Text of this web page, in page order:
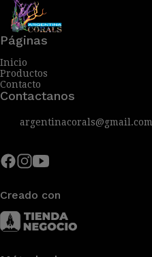
Páginas
Inicio
Productos
Contacto
Contactanos
argentinacorals@gmail.com
Creado con